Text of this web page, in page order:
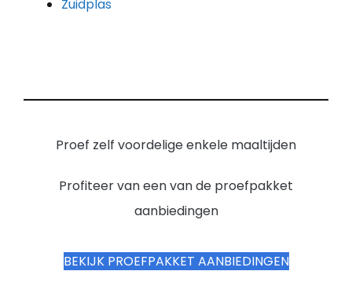
Zuidplas
Proef zelf voordelige enkele maaltijden
Profiteer van een van de proefpakket
aanbiedingen
BEKIJK PROEFPAKKET AANBIEDINGEN